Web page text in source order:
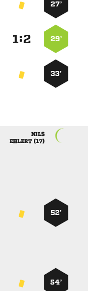
27’
29’
:
33’

 
52’
54’